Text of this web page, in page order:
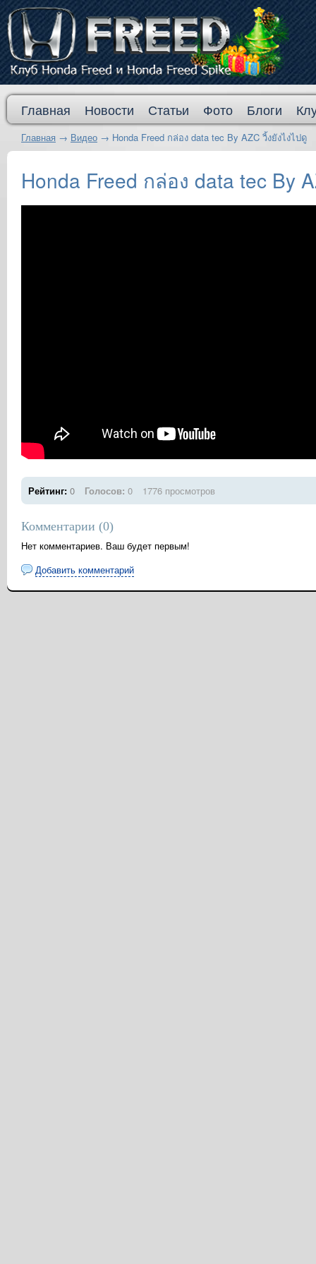
Главная Новости Статьи Фото Блоги
Главная → Видео → Honda Freed กล่อง data tec By AZC วิ้งยังไงไปดู
Honda Freed กล่อง data tec By
Рейтинг: 0 Голосов: 0 1776 просмотров
Комментарии (0)
Нет комментариев. Ваш будет первым!
Добавить комментарий